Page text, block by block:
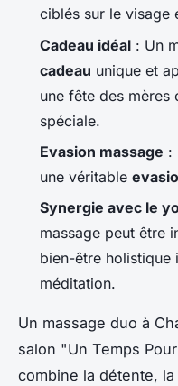
ciblés sur le visage
Cadeau idéal : Un
cadeau unique et
une fête des mères
spéciale.
Evasion massage :
une véritable
Synergie avec le
massage peut être
bien-être holistique
méditation.
Un massage duo à
salon "Un Temps
combine la détente,